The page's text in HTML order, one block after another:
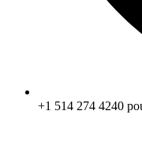
+1 514 274 4240